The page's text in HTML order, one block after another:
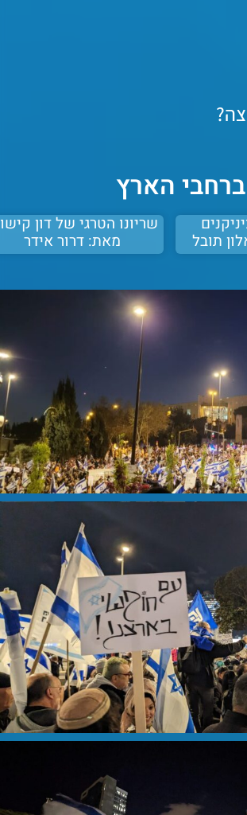
הארץ
תובל
שריונו הטרגי של דון
מאת: דרור אידר